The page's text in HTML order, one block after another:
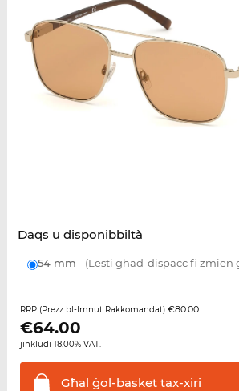
Daqs u disponibbiltà
54 mm (Lesti għad-dispaċċ fi
RRP (Prezz bl-Imnut Rakkomandat) €80.00
€64.00
jinkludi 18.00% VAT.
Għal ġol-baskettax-xiri